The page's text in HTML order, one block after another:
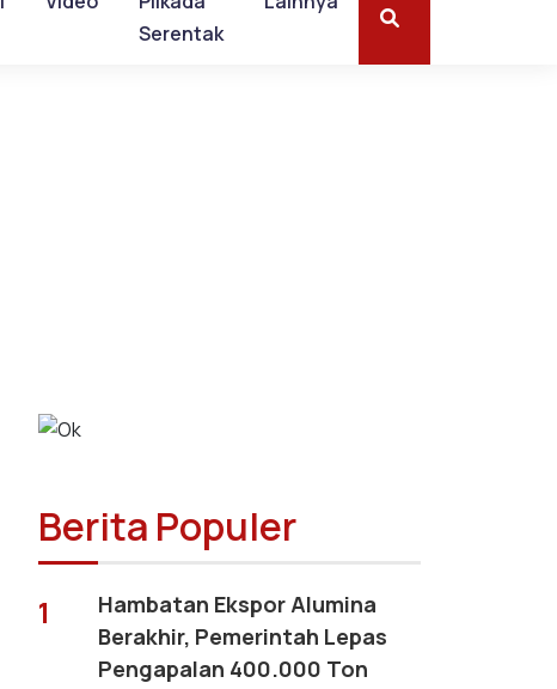
Serentak
Berita Populer
1
Hambatan Ekspor Alumina
Berakhir, Pemerintah Lepas
Pengapalan 400.000 Ton